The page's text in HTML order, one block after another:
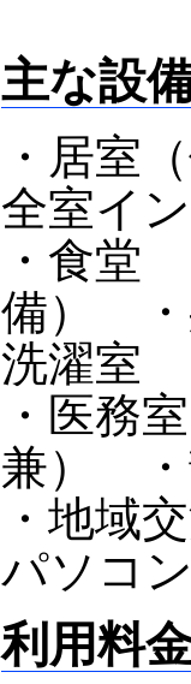
主な設
・居室
全室イ
・食堂
備） ・
洗濯室
・医務
兼） ・
・地域
パソコ
利用料